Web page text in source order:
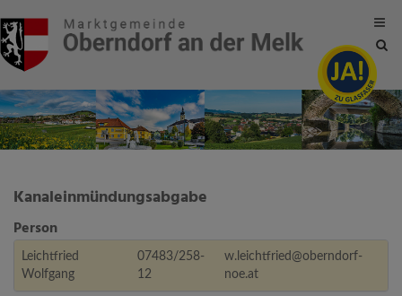
Site
Kanaleinmündungsabgabe
Person
Leichtfried
Wolfgang
07483/258-
12
w.leichtfried@oberndorf-
noe.at